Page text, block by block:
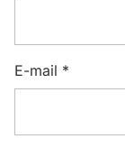
E-mail *